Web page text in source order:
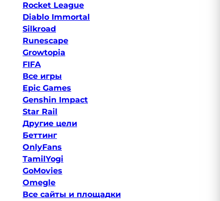
Rocket League
Diablo Immortal
Silkroad
Runescape
Growtopia
FIFA
Все игры
Epic Games
Genshin Impact
Star Rail
Другие цели
Беттинг
OnlyFans
TamilYogi
GoMovies
Omegle
Все сайты и площадки